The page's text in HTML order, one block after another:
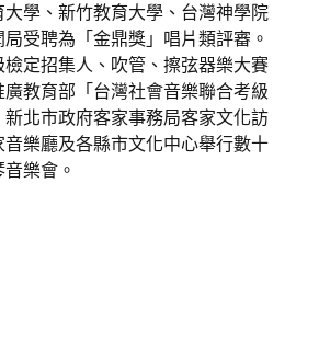
學、新竹教育大學、台灣神學院
受聘為「金鼎獎」唱片類評審。
定招集人、吹管、擦弦器樂大賽
教育部「台灣社會音樂聯合考級
北市政府客家事務局客家文化訪
樂廳及各縣市文化中心舉行數十
樂會。